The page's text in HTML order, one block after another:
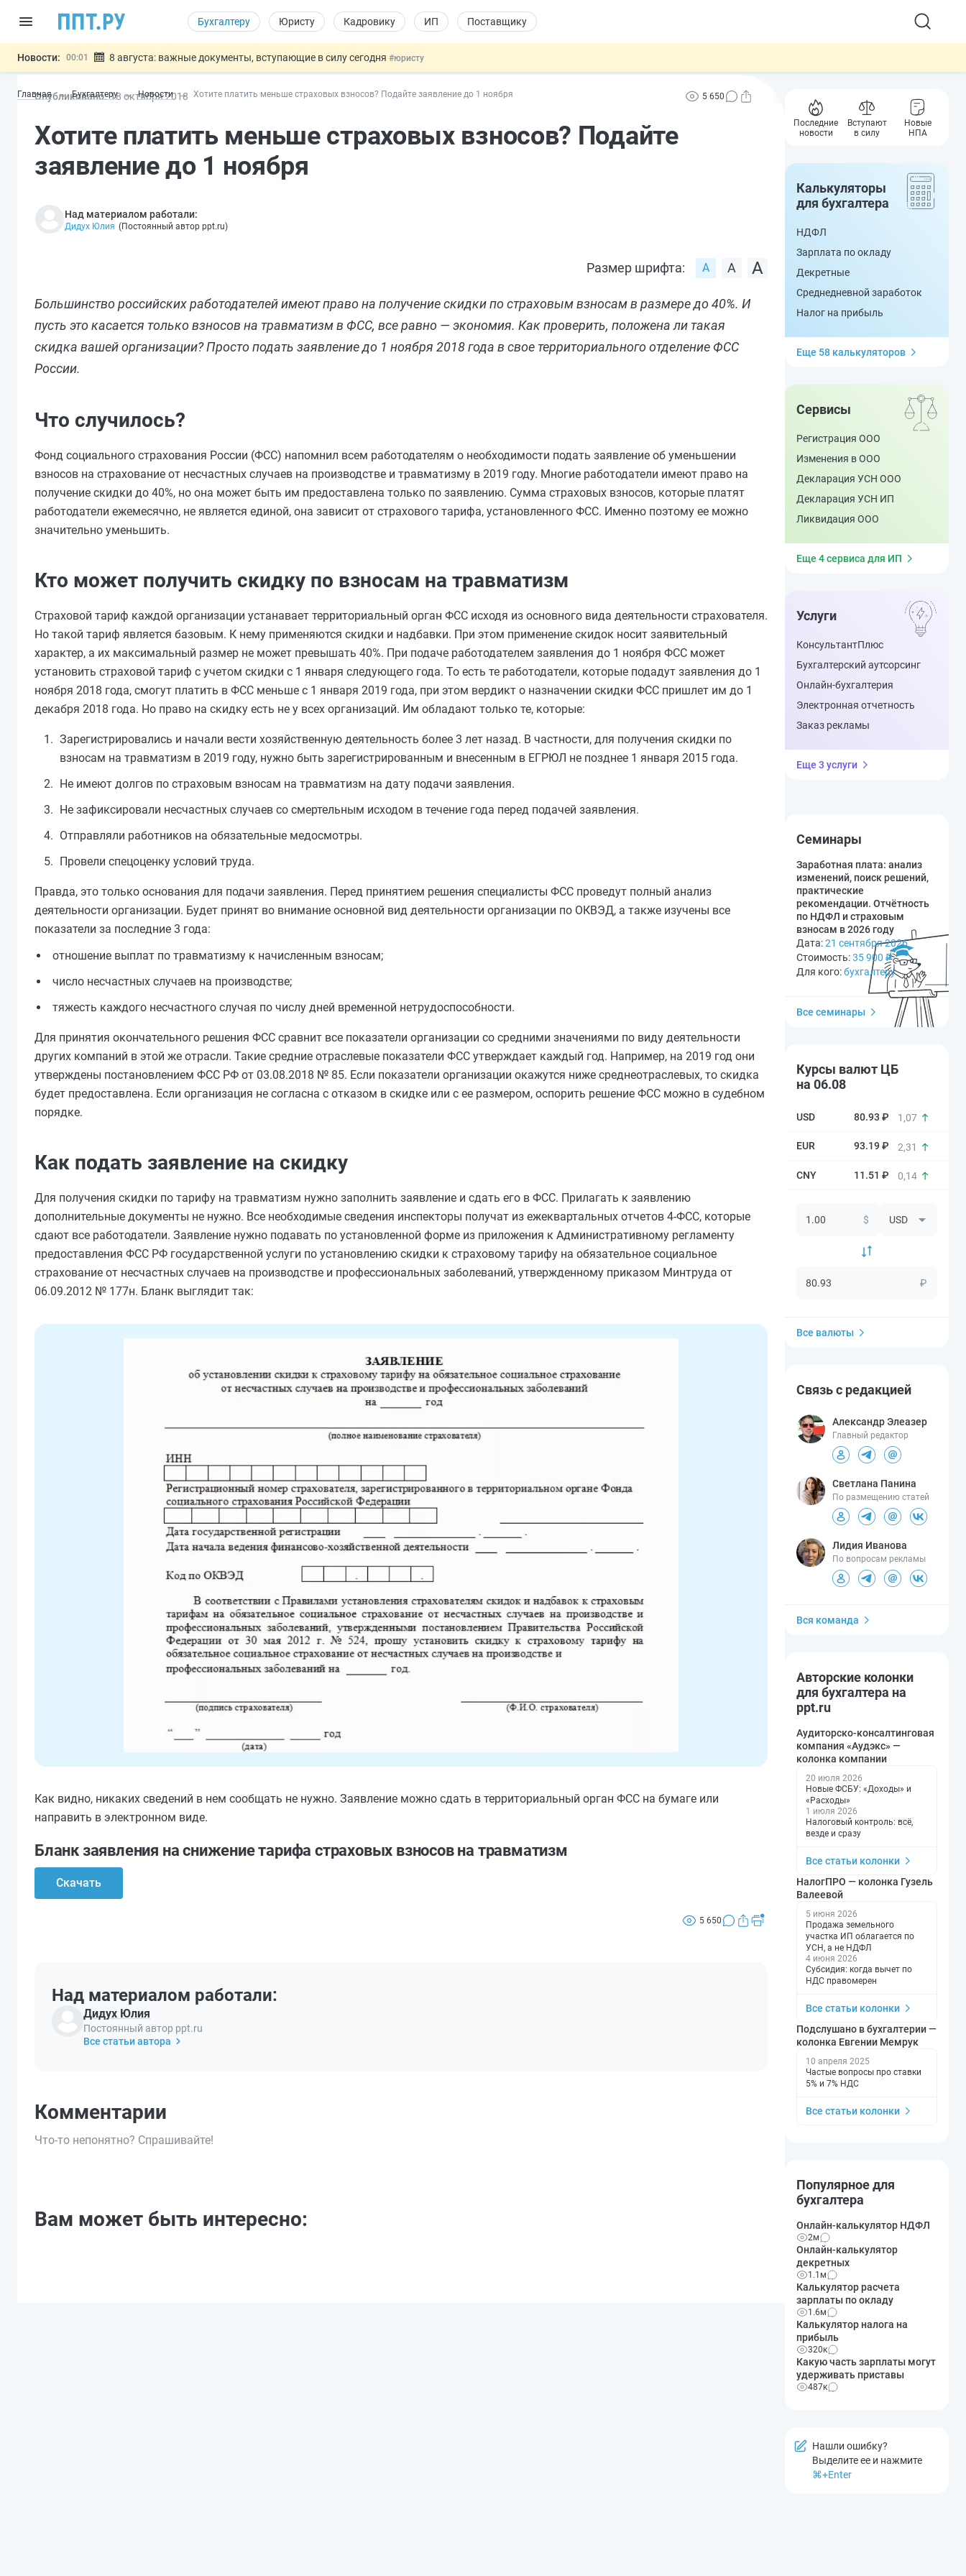
Бухгалтеру Юристу Кадровику ИП Поставщику
Новости: 00:01 8 августа: важные документы, вступающие в силу сегодня #юристу
07.08 Дистанционную работу беременных пропишут в ТК РФ#кадровику
07.08
Важно Разработают единые критерии трудовых и ГПХ-отношений#кадровику
Главная Бухгалтеру Новости Хотите платить меньше страховых взносов? Подайте заявление до 1 ноября
Опубликовано: 18 октября2018 5 650
Хотите платить меньше страховых взносов? Подайте
заявление до 1 ноября
Над материалом работали:
Дидух Юлия (Постоянный автор ppt.ru)
Размер шрифта:
Большинство российских работодателей имеют право на получение скидки по страховым взносам в размере до 40%. И
пусть это касается только взносов на травматизм в ФСС, все равно — экономия. Как проверить, положена ли такая
скидка вашей организации? Просто подать заявление до 1 ноября 2018 года в свое территориального отделение ФСС
России.
Что случилось?
Фонд социального страхования России (ФСС) напомнил всем работодателям о необходимости подать заявление об уменьшении
взносов на страхование от несчастных случаев на производстве и травматизму в 2019 году. Многие работодатели имеют право на
получение скидки до 40%, но она может быть им предоставлена только по заявлению. Сумма страховых взносов, которые платят
работодатели ежемесячно, не является единой, она зависит от страхового тарифа, установленного ФСС. Именно поэтому ее можно
значительно уменьшить.
Кто может получить скидку по взносам на травматизм
Страховой тариф каждой организации устанавает территориальный орган ФСС исходя из основного вида деятельности страхователя.
Но такой тариф является базовым. К нему применяются скидки и надбавки. При этом применение скидок носит заявительный
характер, а их максимальный размер не может превышать 40%. При подаче работодателем заявления до 1 ноября ФСС может
установить страховой тариф с учетом скидки с 1 января следующего года. То есть те работодатели, которые подадут заявления до 1
ноября 2018 года, смогут платить в ФСС меньше с 1 января 2019 года, при этом вердикт о назначении скидки ФСС пришлет им до 1
декабря 2018 года. Но право на скидку есть не у всех организаций. Им обладают только те, которые:
Зарегистрировались и начали вести хозяйственную деятельность более 3 лет назад. В частности, для получения скидки по
взносам на травматизм в 2019 году, нужно быть зарегистрированным и внесенным в ЕГРЮЛ не позднее 1 января 2015 года.
Не имеют долгов по страховым взносам на травматизм на дату подачи заявления.
Не зафиксировали несчастных случаев со смертельным исходом в течение года перед подачей заявления.
Отправляли работников на обязательные медосмотры.
Провели спецоценку условий труда.
Правда, это только основания для подачи заявления. Перед принятием решения специалисты ФСС проведут полный анализ
деятельности организации. Будет принят во внимание основной вид деятельности организации по ОКВЭД, а также изучены все
показатели за последние 3 года:
отношение выплат по травматизму к начисленным взносам;
число несчастных случаев на производстве;
тяжесть каждого несчастного случая по числу дней временной нетрудоспособности.
Для принятия окончательного решения ФСС сравнит все показатели организации со средними значениями по виду деятельности
других компаний в этой же отрасли. Такие средние отраслевые показатели ФСС утверждает каждый год. Например, на 2019 год они
утверждены постановлением ФСС РФ от 03.08.2018 № 85. Если показатели организации окажутся ниже среднеотраслевых, то скидка
будет предоставлена. Если организация не согласна с отказом в скидке или с ее размером, оспорить решение ФСС можно в судебном
порядке.
Как подать заявление на скидку
Для получения скидки по тарифу на травматизм нужно заполнить заявление и сдать его в ФСС. Прилагать к заявлению
дополнительные документы не нужно. Все необходимые сведения инспекторы получат из ежеквартальных отчетов 4-ФСС, которые
сдают все работодатели. Заявление нужно подавать по установленной форме из приложения к Административному регламенту
предоставления ФСС РФ государственной услуги по установлению скидки к страховому тарифу на обязательное социальное
страхование от несчастных случаев на производстве и профессиональных заболеваний, утвержденному приказом Минтруда от
06.09.2012 № 177н. Бланк выглядит так:
Как видно, никаких сведений в нем сообщать не нужно. Заявление можно сдать в территориальный орган ФСС на бумаге или
направить в электронном виде.
Бланк заявления на снижение тарифа страховых взносов на травматизм
Скачать
5 650
Над материалом работали:
Дидух Юлия
Постоянный автор ppt.ru
Все статьи автора
Комментарии
Что-то непонятно? Спрашивайте!
Вам может быть интересно:
Последние
новости
Вступают
в силу
Новые
НПА
Калькуляторы
для бухгалтера
НДФЛ
Зарплата по окладу
Декретные
Среднедневной заработок
Налог на прибыль
Еще 58 калькуляторов
Сервисы
Регистрация ООО
Изменения в ООО
Декларация УСН ООО
Декларация УСН ИП
Ликвидация ООО
Еще 4 сервиса для ИП
Услуги
КонсультантПлюс
Бухгалтерский аутсорсинг
Онлайн-бухгалтерия
Электронная отчетность
Заказ рекламы
Еще 3 услуги
Семинары
Заработная плата: анализ
изменений, поиск решений,
практические
рекомендации. Отчётность
по НДФЛ и страховым
взносам в 2026 году
Дата:21 сентября 2026
Стоимость:35 900 ₽
Для кого:бухгалтеру
Все семинары
Курсы валют ЦБ
на 06.08
80.93 ₽ 1,07
93.19 ₽ 2,31
11.51 ₽ 0,14
$
₽
Все валюты
Связь с редакцией
Александр Элеазер
Главный редактор
Светлана Панина
По размещению статей
Лидия Иванова
По вопросам рекламы
Вся команда
Авторские колонки
для бухгалтера на
ppt.ru
Аудиторско-консалтинговая
компания «Аудэкс» —
колонка компании
20 июля 2026
Новые ФСБУ: «Доходы» и
«Расходы»
1 июля 2026
Налоговый контроль: всё,
везде и сразу
Все статьи колонки
НалогПРО — колонка Гузель
Валеевой
5 июня 2026
Продажа земельного
участка ИП облагается по
УСН, а не НДФЛ
4 июня 2026
Субсидия: когда вычет по
НДС правомерен
Все статьи колонки
Подслушано в бухгалтерии —
колонка Евгении Мемрук
10 апреля 2025
Частые вопросы про ставки
5% и 7% НДС
Все статьи колонки
Популярное для
бухгалтера
Онлайн-калькулятор НДФЛ
2м
Онлайн-калькулятор
декретных
1.1м
Калькулятор расчета
зарплаты по окладу
1.6м
Калькулятор налога на
прибыль
320к
Какую часть зарплаты могут
удерживать приставы
487к
Нашли ошибку?
Выделите ее и нажмите
⌘+Enter